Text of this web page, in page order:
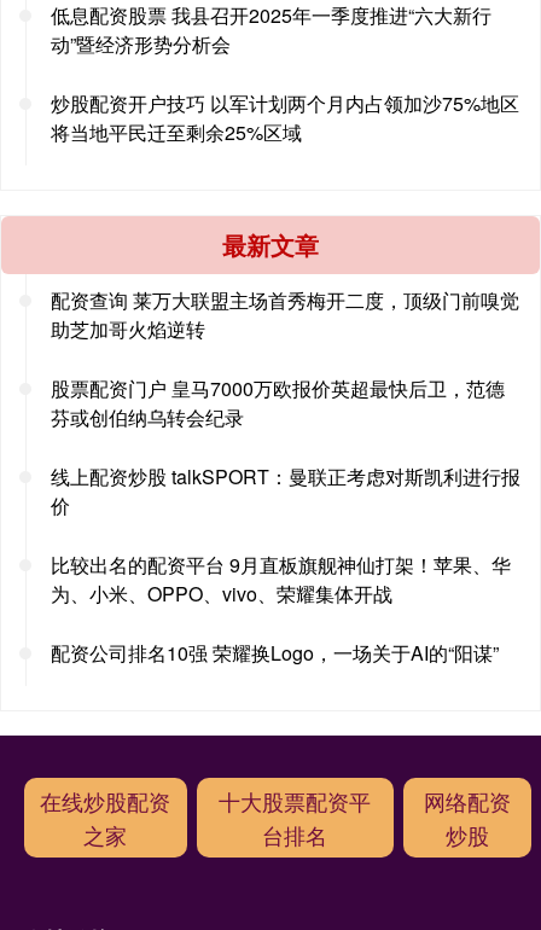
低息配资股票 我县召开2025年一季度推进“六大新行
动”暨经济形势分析会
炒股配资开户技巧 以军计划两个月内占领加沙75%地区
将当地平民迁至剩余25%区域
最新文章
配资查询 莱万大联盟主场首秀梅开二度，顶级门前嗅觉
助芝加哥火焰逆转
股票配资门户 皇马7000万欧报价英超最快后卫，范德
芬或创伯纳乌转会纪录
线上配资炒股 talkSPORT：曼联正考虑对斯凯利进行报
价
比较出名的配资平台 9月直板旗舰神仙打架！苹果、华
为、小米、OPPO、vivo、荣耀集体开战
配资公司排名10强 荣耀换Logo，一场关于AI的“阳谋”
在线炒股配资
之家
十大股票配资平
台排名
网络配资
炒股